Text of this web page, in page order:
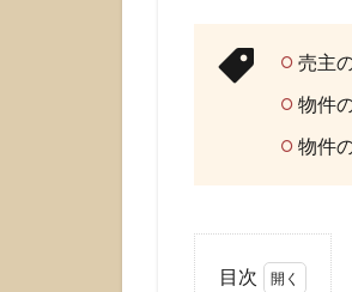
売主
物件
物件
目次